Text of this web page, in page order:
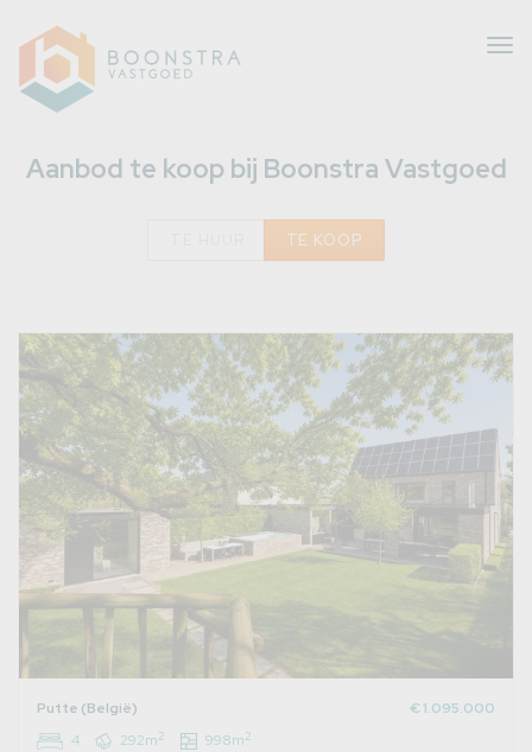
Aanbod te koop bij Boonstra Vastgoed
TE KOOP
Putte (België)
€ 1.095.000
4
292m2 998m2